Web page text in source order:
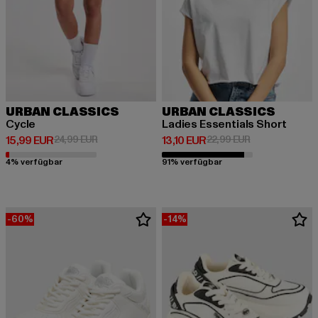
URBAN CLASSICS
Cycle
15,99 EUR
Derzeitiger Preis: 15,99 EUR
24,99 EURAktionspreis: 24,99 EUR
4% verfügbar
URBAN CLASSICS
Ladies Essentials Short
13,10 EUR
Derzeitiger Preis: 13,10 EUR
22,99 EURAktionspreis:
91% verfügbar
-60% -14%